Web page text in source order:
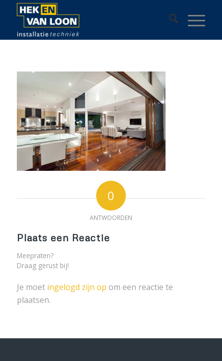
0
ANTWOORDEN
Plaats een Reactie
Meepraten?
Draag gerust bij!
Je moet ingelogd zijn op om een reactie te
plaatsen.